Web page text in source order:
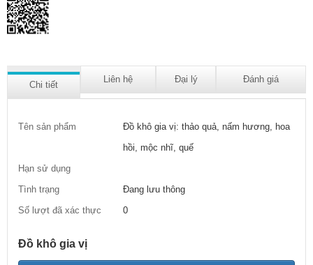
Chi tiết
Liên hệ Đại lý Đánh giá
Tên sản phẩm
Đồ khô gia vị: thảo quả, nấm hương, hoa
hồi, mộc nhĩ, quế
Hạn sử dụng
Tình trạng
Đang lưu thông
Số lượt đã xác thực
0
Đồ khô gia vị